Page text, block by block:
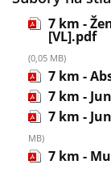
7 km -
[VL].pdf
(0,05 MB)
7 km -
7 km -
7 km -
MB)
7 km -